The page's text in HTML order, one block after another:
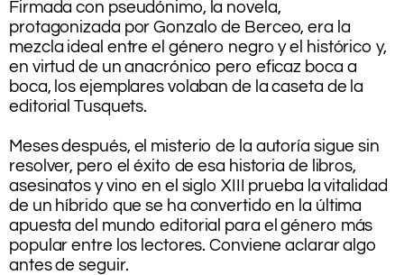
Firmada con pseudónimo, la novela,
protagonizada por Gonzalo de Berceo, era la
mezcla ideal entre el género negro y el histórico y,
en virtud de un anacrónico pero eficaz boca a
boca, los ejemplares volaban de la caseta de la
editorial Tusquets.
Meses después, el misterio de la autoría sigue sin
resolver, pero el éxito de esa historia de libros,
asesinatos y vino en el siglo XIII prueba la vitalidad
de un híbrido que se ha convertido en la última
apuesta del mundo editorial para el género más
popular entre los lectores. Conviene aclarar algo
antes de seguir.